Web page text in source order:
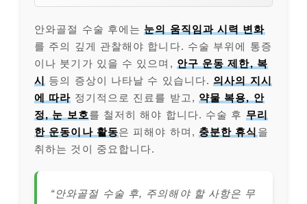
안와골절 수술 후에는 눈의 움직임과 시력 변화
를 주의 깊게 관찰해야 합니다. 수술 부위에 통증
이나 붓기가 있을 수 있으며, 안구 운동 제한, 복
시 등의 증상이 나타날 수 있습니다. 의사의 지시
에 따라 정기적으로 진료를 받고, 약물 복용, 안
정, 눈 보호를 철저히 해야 합니다. 수술 후 무리
한 운동이나 활동은 피해야 하며, 충분한 휴식 을
취하는 것이 중요합니다.
“안와골절 수술 후, 주의해야 할 사항은 무